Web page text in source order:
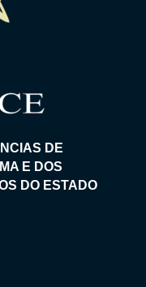
DE
E DOS
DO ESTADO